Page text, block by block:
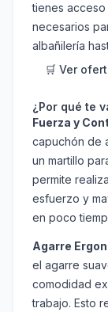
tienes acceso
necesarios
albañilería
🛒 Ver
¿Por qué te
Fuerza y
capuchón de
un martillo
permite
esfuerzo y
en poco
Agarre
el agarre
comodidad
trabajo. Esto